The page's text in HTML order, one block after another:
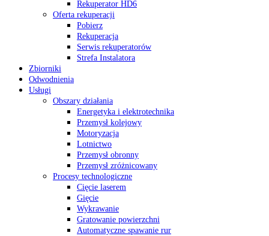
Rekuperator HD6
Oferta rekuperacji
Pobierz
Rekuperacja
Serwis rekuperatorów
Strefa Instalatora
Zbiorniki
Odwodnienia
Usługi
Obszary działania
Energetyka i elektrotechnika
Przemysł kolejowy
Motoryzacja
Lotnictwo
Przemysł obronny
Przemysł zróżnicowany
Procesy technologiczne
Cięcie laserem
Gięcie
Wykrawanie
Gratowanie powierzchni
Automatyczne spawanie rur